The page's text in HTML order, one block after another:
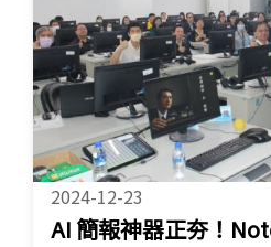
2024-12-23
AI 簡報神器正夯！